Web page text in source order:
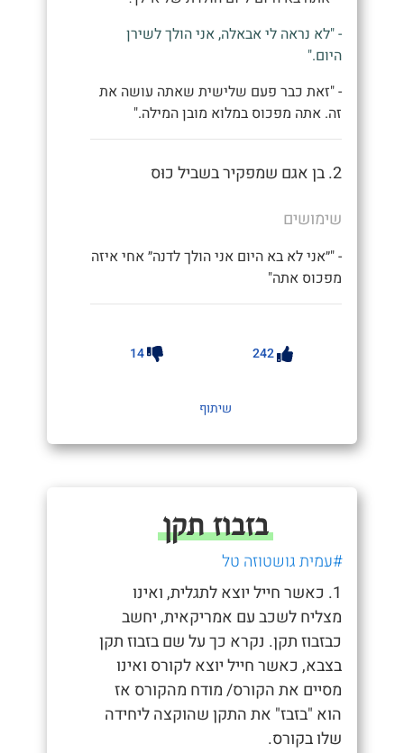
- "לא נראה לי אבאלה, אני הולך לשירן
היום."
- "זאת כבר פעם שלישית שאתה עושה את
זה. אתה מפכוס במלוא מובן המילה."
2. בן אגם שמפקיר בשביל כוּס
שימושים
- "״אני לא בא היום אני הולך לדנה״ אחי איזה
מפכוס אתה"
242
14
שיתוף
בזבוז תקן
#עמית גושטוזה טל
1. כאשר חייל יוצא לתגלית, ואינו
מצליח לשכב עם אמריקאית, יחשב
כבזבוז תקן. נקרא כך על שם בזבוז תקן
בצבא, כאשר חייל יוצא לקורס ואינו
מסיים את הקורס/ מודח מהקורס אז
הוא "בזבז" את התקן שהוקצה ליחידה
שלו בקורס.